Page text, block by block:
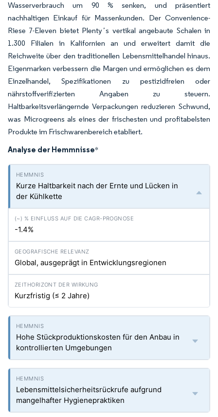
Wasserverbrauch um 90 % senken, und präsentiert
nachhaltigen Einkauf für Massenkunden. Der Convenience-
Riese 7-Eleven bietet Plentyʼs vertikal angebaute Schalen in
1.300 Filialen in Kalifornien an und erweitert damit die
Reichweite über den traditionellen Lebensmittelhandel hinaus.
Eigenmarken verbessern die Margen und ermöglichen es dem
Einzelhandel, Spezifikationen zu pestizidfreien oder
nährstoffverifizierten Angaben zu steuern.
Haltbarkeitsverlängernde Verpackungen reduzieren Schwund,
was Microgreens als eines der frischesten und profitabelsten
Produkte im Frischwarenbereich etabliert.
Analyse der Hemmnisse*
Kurze Haltbarkeit nach der Ernte und Lücken in
der Kühlkette
-1.4%
Global, ausgeprägt in Entwicklungsregionen
Kurzfristig (≤ 2 Jahre)
Hohe Stückproduktionskosten für den Anbau in
kontrollierten Umgebungen
Lebensmittelsicherheitsrückrufe aufgrund
mangelhafter Hygienepraktiken